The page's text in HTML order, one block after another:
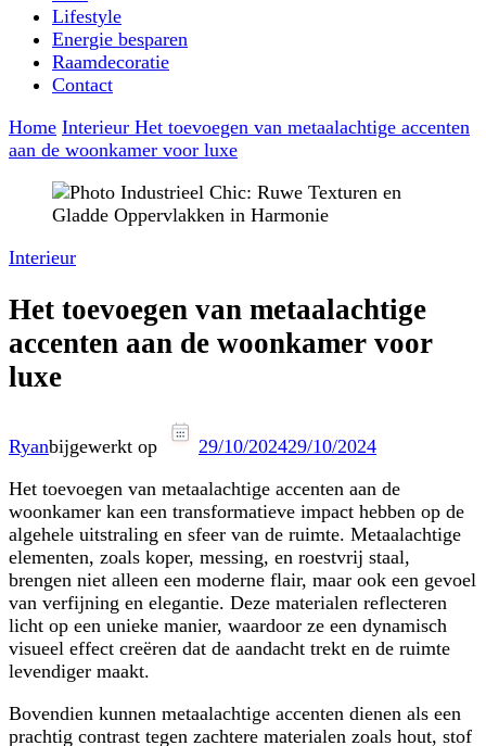
Lifestyle
Energie besparen
Raamdecoratie
Contact
Home Interieur Het toevoegen van metaalachtige accenten
aan de woonkamer voor luxe
Interieur
Het toevoegen van metaalachtige
accenten aan de woonkamer voor
luxe
Ryanbijgewerkt op 29/10/202429/10/2024
Het toevoegen van metaalachtige accenten aan de
woonkamer kan een transformatieve impact hebben op de
algehele uitstraling en sfeer van de ruimte. Metaalachtige
elementen, zoals koper, messing, en roestvrij staal,
brengen niet alleen een moderne flair, maar ook een gevoel
van verfijning en elegantie. Deze materialen reflecteren
licht op een unieke manier, waardoor ze een dynamisch
visueel effect creëren dat de aandacht trekt en de ruimte
levendiger maakt.
Bovendien kunnen metaalachtige accenten dienen als een
prachtig contrast tegen zachtere materialen zoals hout, stof